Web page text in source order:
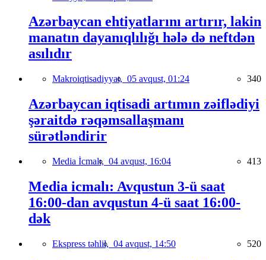
Azərbaycan ehtiyatlarını artırır, lakin
manatın dayanıqlılığı hələ də neftdən
asılıdır
Makroiqtisadiyyat, 05 avqust, 01:24 340
Azərbaycan iqtisadi artımın zəiflədiyi
şəraitdə rəqəmsallaşmanı
sürətləndirir
Media İcmalı, 04 avqust, 16:04 413
Media icmalı: Avqustun 3-ü saat
16:00-dan avqustun 4-ü saat 16:00-
dək
Ekspress təhlil, 04 avqust, 14:50 520